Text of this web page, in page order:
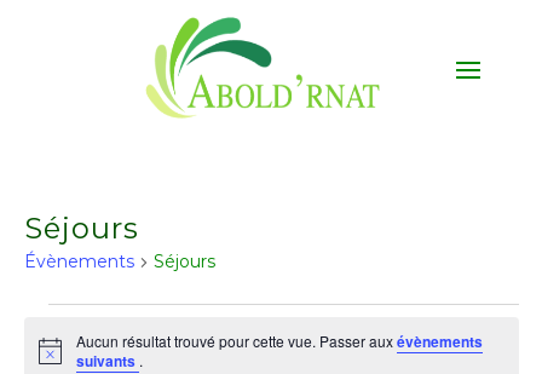
Séjours
Évènements Séjours
Évènements
Notice
Aucun résultat trouvé pour cette vue. Passer auxévènements
suivants .